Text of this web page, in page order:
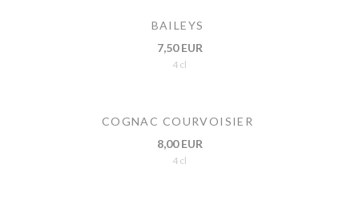
BAILEYS
7,50 EUR
4 cl
COGNAC COURVOISIER
8,00 EUR
4 cl